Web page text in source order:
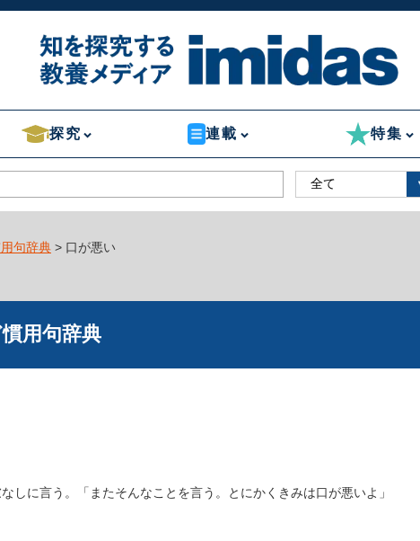
探究 連載 特集
句辞典 > 口が悪い
用句辞典
しに言う。「またそんなことを言う。とにかくきみは口が悪いよ」